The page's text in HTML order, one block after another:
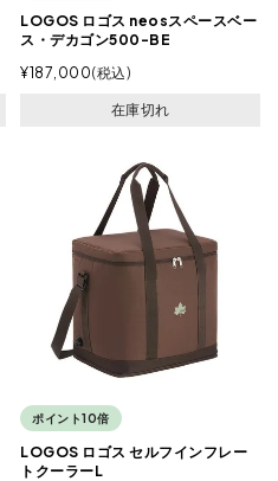
LOGOS ロゴス neosスペースベー
ス・デカゴン500-BE
¥187,000 税込
在庫切れ
ポイント10倍
LOGOS ロゴス セルフインフレー
トクーラーL